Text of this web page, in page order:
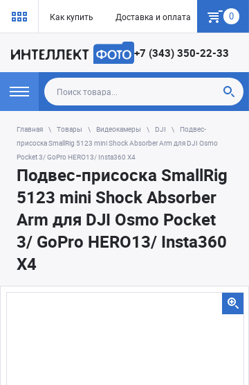
Как купить Доставка и оплата Гарантия
0
+7 (343) 350-22-33
Главная Товары Видеокамеры DJI
Подвес-
присоска SmallRig 5123 mini Shock Absorber Arm для DJI Osmo
Pocket 3/ GoPro HERO13/ Insta360 X4
Подвес-присоска SmallRig
5123 mini Shock Absorber
Arm для DJI Osmo Pocket
3/ GoPro HERO13/ Insta360
X4